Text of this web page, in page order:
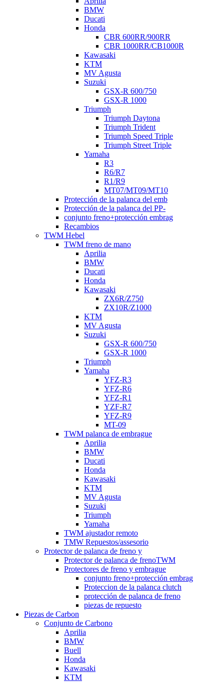
BMW
Ducati
Honda
CBR 600RR/900RR
CBR 1000RR/CB1000R
Kawasaki
KTM
MV Agusta
Suzuki
GSX-R 600/750
GSX-R 1000
Triumph
Triumph Daytona
Triumph Trident
Triumph Speed Triple
Triumph Street Triple
Yamaha
R3
R6/R7
R1/R9
MT07/MT09/MT10
Protección de la palanca del emb
Protección de la palanca del PP-
conjunto freno+protección embrag
Recambios
TWM Hebel
TWM freno de mano
Aprilia
BMW
Ducati
Honda
Kawasaki
ZX6R/Z750
ZX10R/Z1000
KTM
MV Agusta
Suzuki
GSX-R 600/750
GSX-R 1000
Triumph
Yamaha
YFZ-R3
YFZ-R6
YFZ-R1
YZF-R7
YFZ-R9
MT-09
TWM palanca de embrague
Aprilia
BMW
Ducati
Honda
Kawasaki
KTM
MV Agusta
Suzuki
Triumph
Yamaha
TWM ajustador remoto
TMW Repuestos/assesorio
Protector de palanca de freno y
Protector de palanca de frenoTWM
Protectores de freno y embrague
conjunto freno+protección embrag
Proteccion de la palanca clutch
protección de palanca de freno
piezas de repuesto
Piezas de Carbon
Conjunto de Carbono
Aprilia
BMW
Buell
Honda
Kawasaki
KTM